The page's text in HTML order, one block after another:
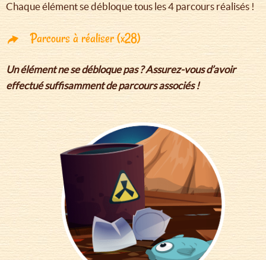
Chaque élément se débloque tous les 4 parcours réalisés !
Parcours à réaliser (x28)
Un élément ne se débloque pas ? Assurez-vous d’avoir
effectué suffisamment de parcours associés !